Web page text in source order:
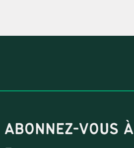
ABONNEZ-VOUS À